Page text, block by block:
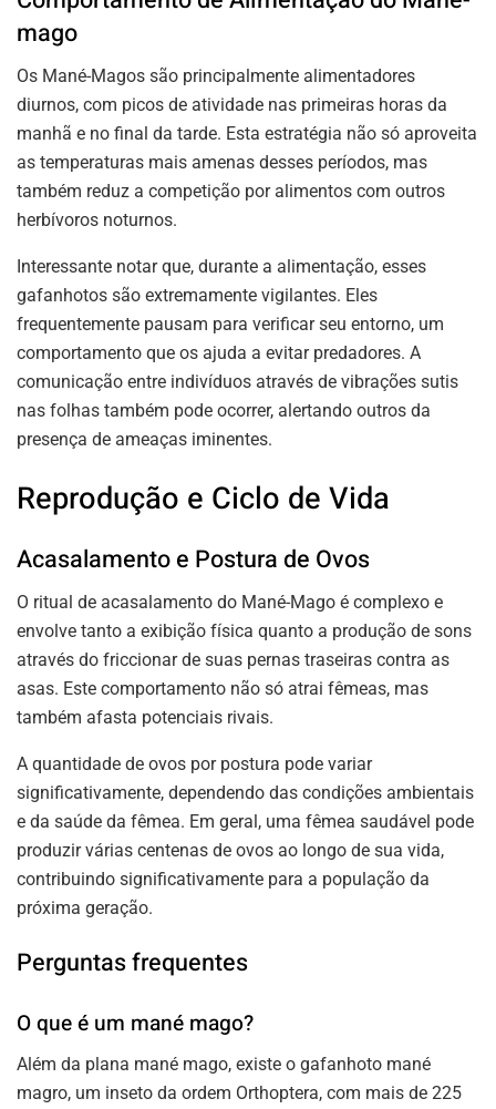
mago
Os Mané-Magos são principalmente alimentadores
diurnos, com picos de atividade nas primeiras horas da
manhã e no final da tarde. Esta estratégia não só aproveita
as temperaturas mais amenas desses períodos, mas
também reduz a competição por alimentos com outros
herbívoros noturnos.
Interessante notar que, durante a alimentação, esses
gafanhotos são extremamente vigilantes. Eles
frequentemente pausam para verificar seu entorno, um
comportamento que os ajuda a evitar predadores. A
comunicação entre indivíduos através de vibrações sutis
nas folhas também pode ocorrer, alertando outros da
presença de ameaças iminentes.
Reprodução e Ciclo de Vida
Acasalamento e Postura de Ovos
O ritual de acasalamento do Mané-Mago é complexo e
envolve tanto a exibição física quanto a produção de sons
através do friccionar de suas pernas traseiras contra as
asas. Este comportamento não só atrai fêmeas, mas
também afasta potenciais rivais.
A quantidade de ovos por postura pode variar
significativamente, dependendo das condições ambientais
e da saúde da fêmea. Em geral, uma fêmea saudável pode
produzir várias centenas de ovos ao longo de sua vida,
contribuindo significativamente para a população da
próxima geração.
Perguntas frequentes
O que é um mané mago?
Além da plana mané mago, existe o gafanhoto mané
magro, um inseto da ordem Orthoptera, com mais de 225